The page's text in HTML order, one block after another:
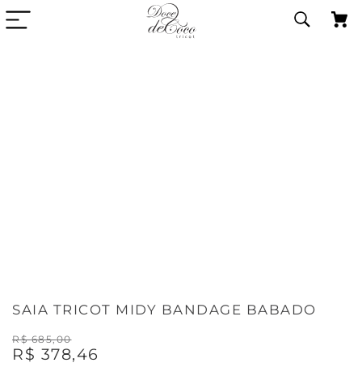
SAIA TRICOT MIDY BANDAGE BABADO
R$ 685,00
R$ 378,46